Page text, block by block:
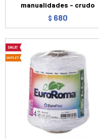
manualidades - crudo
$ 680